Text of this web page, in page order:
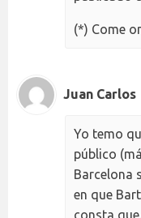
(*) Come
Juan Carlos
Yo temo
público
Barcelona
en que
consta